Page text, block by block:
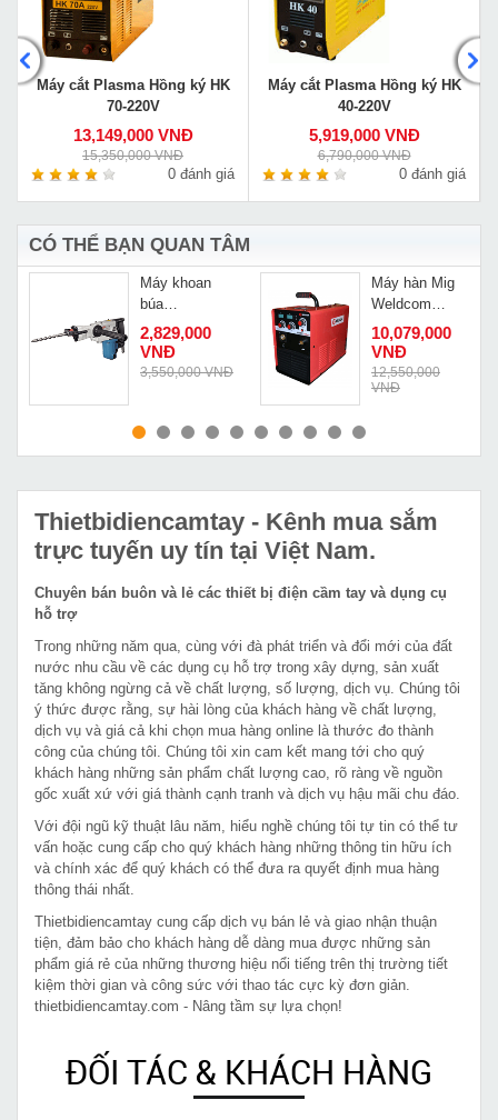
Máy cắt Plasma Hồng ký HK
70-220V
13,149,000 VNĐ
15,350,000 VNĐ
0 đánh giá
Máy cắt Plasma Hồng ký HK
40-220V
5,919,000 VNĐ
6,790,000 VNĐ
0 đánh giá
CÓ THỂ BẠN QUAN TÂM
MUA NGAY
Máy khoan
búa
Dongcheng
Z1C-FF-38
2,829,000
VNĐ
3,550,000 VNĐ
MUA NGAY
Máy hàn Mig
Weldcom
VMAG 250
PLUS
10,079,000
VNĐ
12,550,000
VNĐ
Thietbidiencamtay - Kênh mua sắm
trực tuyến uy tín tại Việt Nam.
Chuyên bán buôn và lẻ các thiết bị điện cầm tay và dụng cụ
hỗ trợ
Trong những năm qua, cùng với đà phát triển và đổi mới của đất
nước nhu cầu về các dụng cụ hỗ trợ trong xây dựng, sản xuất
tăng không ngừng cả về chất lượng, số lượng, dịch vụ. Chúng tôi
ý thức được rằng, sự hài lòng của khách hàng về chất lượng,
dịch vụ và giá cả khi chọn mua hàng online là thước đo thành
công của chúng tôi. Chúng tôi xin cam kết mang tới cho quý
khách hàng những sản phẩm chất lượng cao, rõ ràng về nguồn
gốc xuất xứ với giá thành cạnh tranh và dịch vụ hậu mãi chu đáo.
Với đội ngũ kỹ thuật lâu năm, hiểu nghề chúng tôi tự tin có thể tư
vấn hoặc cung cấp cho quý khách hàng những thông tin hữu ích
và chính xác để quý khách có thể đưa ra quyết định mua hàng
thông thái nhất.
Thietbidiencamtay cung cấp dịch vụ bán lẻ và giao nhận thuận
tiện, đảm bảo cho khách hàng dễ dàng mua được những sản
phẩm giá rẻ của những thương hiệu nổi tiếng trên thị trường tiết
kiệm thời gian và công sức với thao tác cực kỳ đơn giản.
thietbidiencamtay.com - Nâng tầm sự lựa chọn!
ĐỐI TÁC & KHÁCH HÀNG